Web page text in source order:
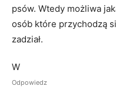
psów. Wtedy możliwa
osób które przychodzą
zadział.
W
Odpowiedz